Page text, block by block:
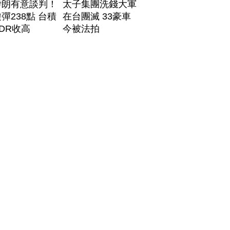
有意談判！
238點 台積
收高
太子集團洗錢大軍
在台團滅 33豪車
今被法拍